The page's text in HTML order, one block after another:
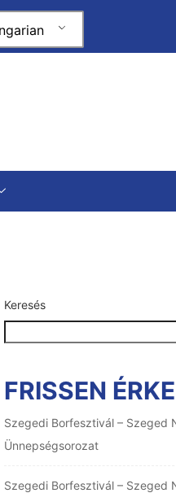
Keresés
FRISSEN
Szegedi Borfesztivál – Szeged
Ünnepségsorozat
Szegedi Borfesztivál – Szeged